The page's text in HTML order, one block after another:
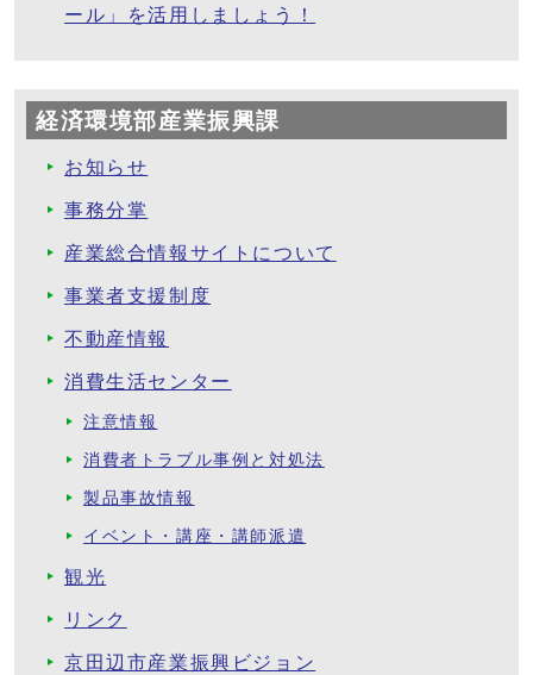
ール」を活用しましょう！
経済環境部産業振興課
お知らせ
事務分掌
産業総合情報サイトについて
事業者支援制度
不動産情報
消費生活センター
注意情報
消費者トラブル事例と対処法
製品事故情報
イベント・講座・講師派遣
観光
リンク
京田辺市産業振興ビジョン